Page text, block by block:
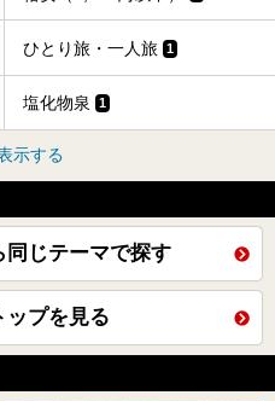
ひとり旅・一人旅 1
塩化物泉 1
示する
じテーマで探す
ップを見る